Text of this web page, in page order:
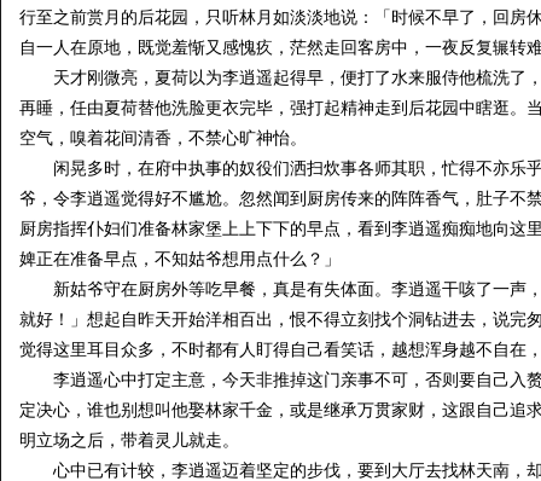
行至之前赏月的后花园，只听林月如淡淡地说：「时候不早了，回房
自一人在原地，既觉羞惭又感愧疚，茫然走回客房中，一夜反复辗转
天才刚微亮，夏荷以为李逍遥起得早，便打了水来服侍他梳洗了
再睡，任由夏荷替他洗脸更衣完毕，强打起精神走到后花园中瞎逛。
空气，嗅着花间清香，不禁心旷神怡。
闲晃多时，在府中执事的奴役们洒扫炊事各师其职，忙得不亦乐
爷，令李逍遥觉得好不尴尬。忽然闻到厨房传来的阵阵香气，肚子不
厨房指挥仆妇们准备林家堡上上下下的早点，看到李逍遥痴痴地向这
婢正在准备早点，不知姑爷想用点什么？」
新姑爷守在厨房外等吃早餐，真是有失体面。李逍遥干咳了一声
就好！」想起自昨天开始洋相百出，恨不得立刻找个洞钻进去，说完
觉得这里耳目众多，不时都有人盯得自己看笑话，越想浑身越不自在
李逍遥心中打定主意，今天非推掉这门亲事不可，否则要自己入
定决心，谁也别想叫他娶林家千金，或是继承万贯家财，这跟自己追
明立场之后，带着灵儿就走。
心中已有计较，李逍遥迈着坚定的步伐，要到大厅去找林天南，